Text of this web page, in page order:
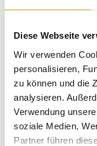
Diese Webseite
Wir verwenden
personalisieren,
zu können und die
analysieren.
Verwendung
soziale Medien,
Partner führen
Sofort lieferbar
ab